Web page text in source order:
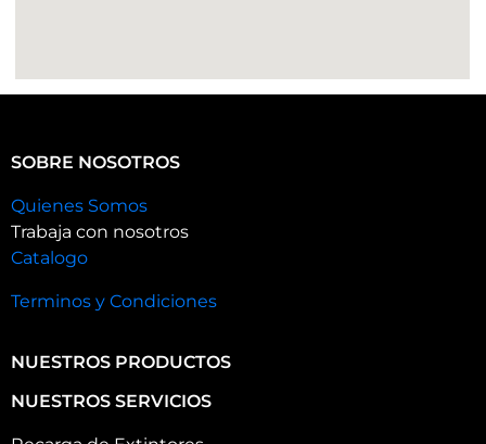
SOBRE NOSOTROS
Quienes Somos
Trabaja con nosotros
Catalogo
Terminos y Condiciones
NUESTROS PRODUCTOS
NUESTROS SERVICIOS